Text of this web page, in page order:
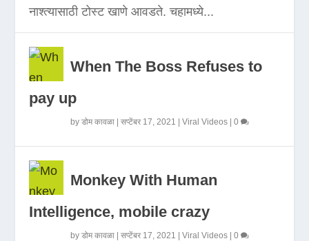
नाश्त्यासाठी टोस्ट खाणे आवडते. चहामध्ये...
When The Boss Refuses to
pay up
byडोम कावळा |सप्टेंबर 17, 2021 |Viral Videos |0
Monkey With Human
Intelligence, mobile crazy
byडोम कावळा |सप्टेंबर 17, 2021 |Viral Videos |0